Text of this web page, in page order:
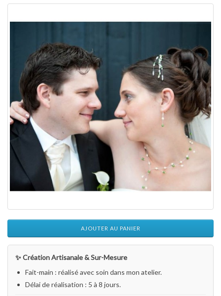
AJOUTER AU PANIER
✨ Création Artisanale & Sur-Mesure
Fait-main : réalisé avec soin dans mon atelier.
Délai de réalisation : 5 à 8 jours.